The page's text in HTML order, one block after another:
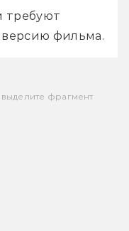
требуют
фильма.
фрагмент